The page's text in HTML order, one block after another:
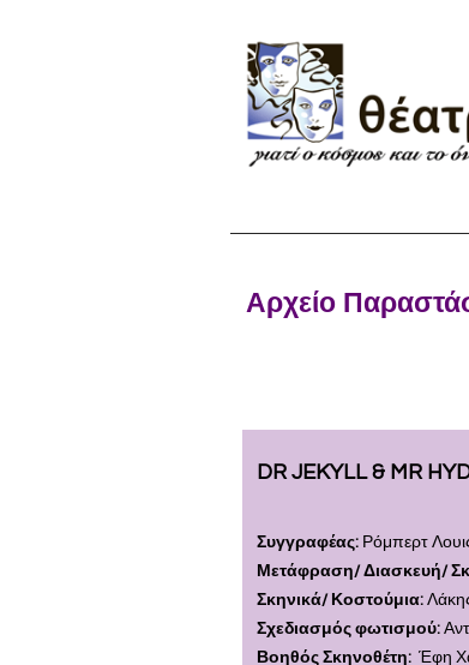
Αρχείο
DR JEKYLL & MR
Συγγραφέας: Ρόμπερτ
Μετάφραση/ Διασκευή/
Σκηνικά/ Κοστούμια:
Σχεδιασμός φωτισμού:
Βοηθός Σκηνοθέτη: Έφη